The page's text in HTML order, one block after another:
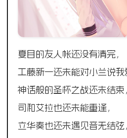
夏目的友人帐还没有清完，
工藤新一还未能对小兰说我
神话般的圣杯之战还未结束
司和艾拉也还未能重逢，
立华奏也还未遇见音无结弦